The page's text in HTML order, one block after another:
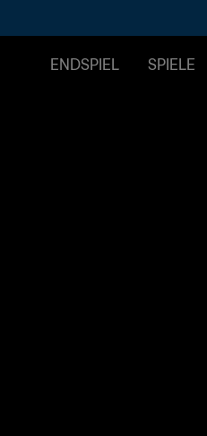
ENDSPIEL SPIELE